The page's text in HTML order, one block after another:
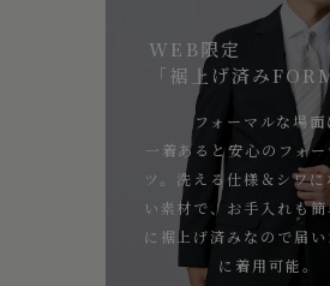
WEB限定
「裾上げ済み
フォーマルな場面
一着あると安心のフォー
ツ。洗える仕様＆シワに
い素材で、お手入れも簡
に裾上げ済みなので届い
に着用可能。